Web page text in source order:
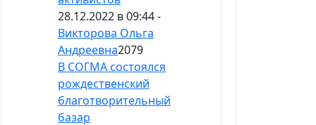
28.12.2022 в 09:44 -
Викторова Ольга
Андреевна2079
В СОГМА состоялся
рождественский
благотворительный
базар